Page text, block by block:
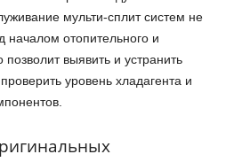
мульти-сплит систем не
началом отопительного и
выявить и устранить
уровень хладагента и